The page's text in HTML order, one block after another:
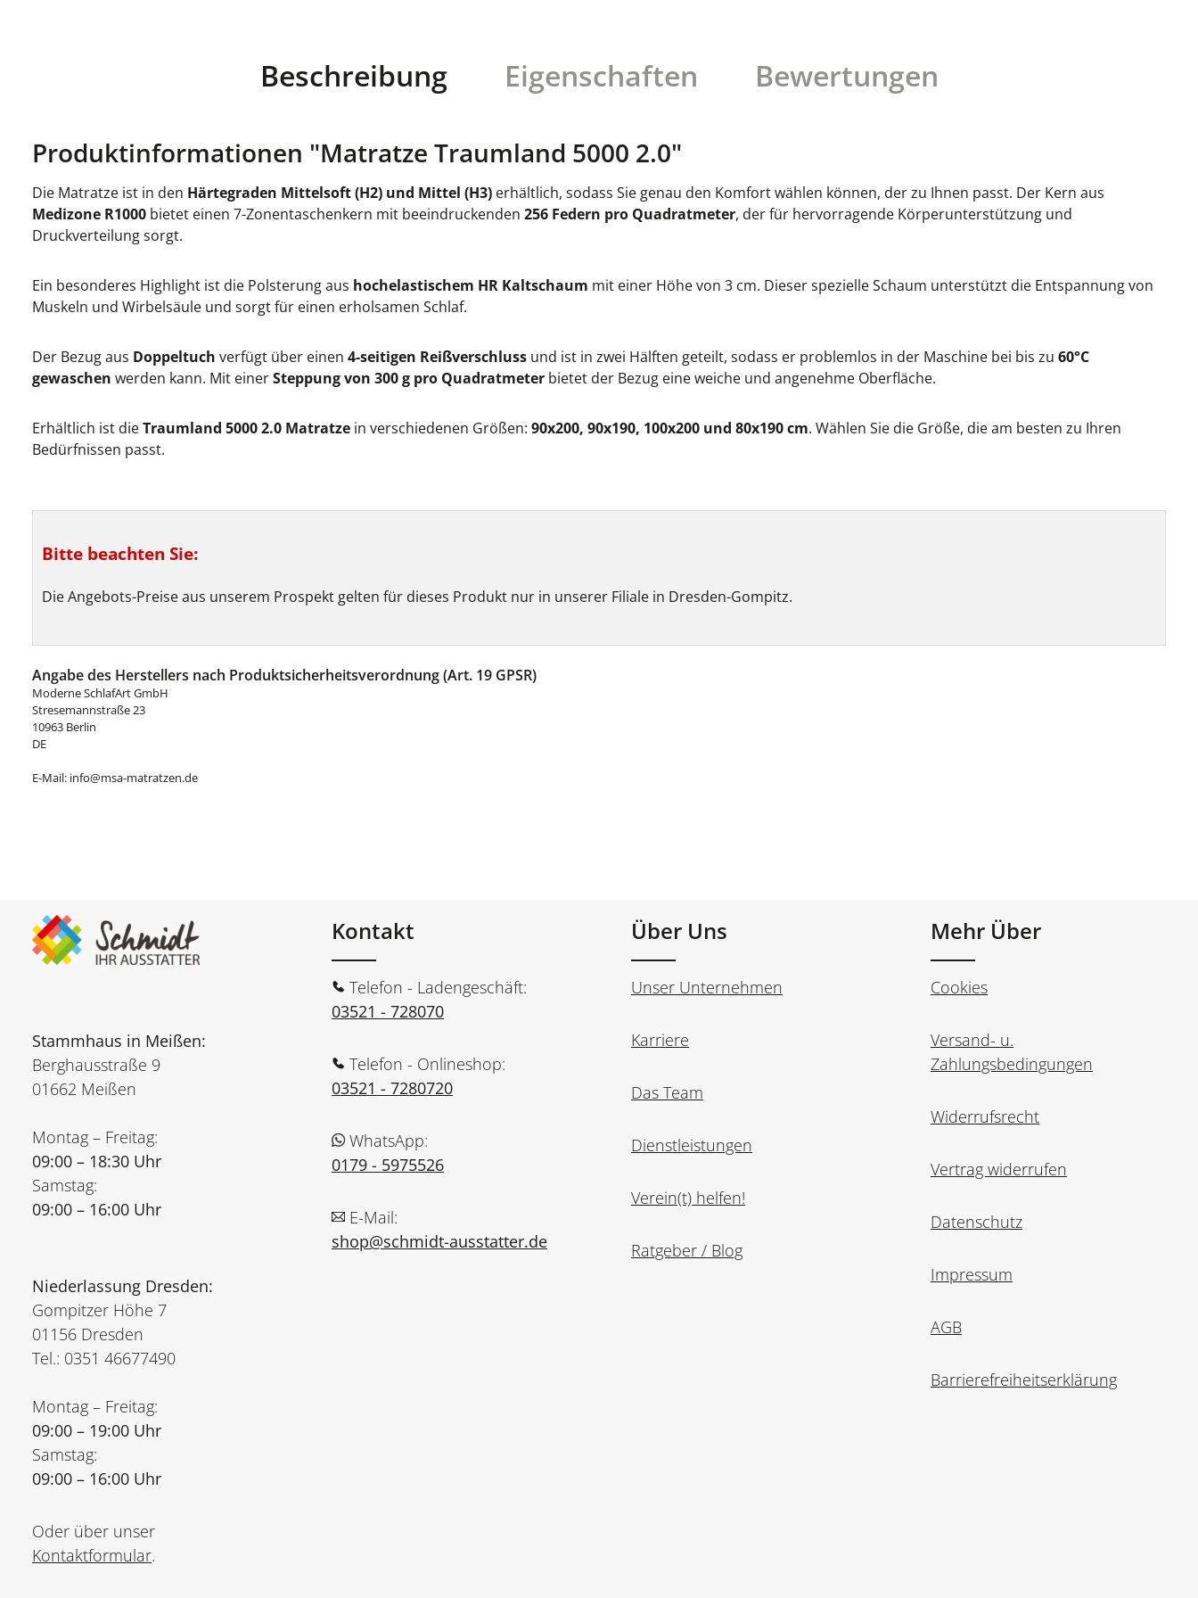
Beschreibung Eigenschaften Bewertungen
Produktinformationen "Matratze Traumland 5000 2.0"
Die Matratze ist in den Härtegraden Mittelsoft (H2) und Mittel (H3) erhältlich, sodass Sie genau den Komfort wählen können, der zu Ihnen passt. Der Kern aus
Medizone R1000 bietet einen 7-Zonentaschenkern mit beeindruckenden 256 Federn pro Quadratmeter, der für hervorragende Körperunterstützung und
Druckverteilung sorgt.
Ein besonderes Highlight ist die Polsterung aus hochelastischem HR Kaltschaum mit einer Höhe von 3 cm. Dieser spezielle Schaum unterstützt die Entspannung von
Muskeln und Wirbelsäule und sorgt für einen erholsamen Schlaf.
Der Bezug aus Doppeltuch verfügt über einen 4-seitigen Reißverschluss und ist in zwei Hälften geteilt, sodass er problemlos in der Maschine bei bis zu 60°C
gewaschen werden kann. Mit einerSteppung von 300 g pro Quadratmeter bietet der Bezug eine weiche und angenehme Oberfläche.
Erhältlich ist dieTraumland 5000 2.0 Matratze in verschiedenen Größen: 90x200, 90x190, 100x200 und 80x190 cm. Wählen Sie die Größe, die am besten zu Ihren
Bedürfnissen passt.
Bitte beachten Sie:
Die Angebots-Preise aus unserem Prospekt gelten für dieses Produkt nur in unserer Filiale in Dresden-Gompitz.
Angabe des Herstellers nach Produktsicherheitsverordnung (Art. 19 GPSR)
Moderne SchlafArt GmbH
Stresemannstraße 23
10963 Berlin
DE
E-Mail: info@msa-matratzen.de
Stammhaus in Meißen:
Berghausstraße 9
01662 Meißen
Montag – Freitag:
09:00 – 18:30 Uhr
Samstag:
09:00 – 16:00 Uhr
Niederlassung Dresden:
Gompitzer Höhe 7
01156 Dresden
Tel.: 0351 46677490
Montag – Freitag:
09:00 – 19:00 Uhr
Samstag:
09:00 – 16:00 Uhr
Oder über unser
Kontaktformular.
Kontakt
Telefon - Ladengeschäft:
03521 - 728070
Telefon - Onlineshop:
03521 - 7280720
WhatsApp:
0179 - 5975526
E-Mail:
shop@schmidt-ausstatter.de
Über Uns
Unser Unternehmen
Karriere
Das Team
Dienstleistungen
Verein(t) helfen!
Ratgeber / Blog
Mehr Über
Cookies
Versand- u.
Zahlungsbedingungen
Widerrufsrecht
Vertrag widerrufen
Datenschutz
Impressum
AGB
Barrierefreiheitserklärung